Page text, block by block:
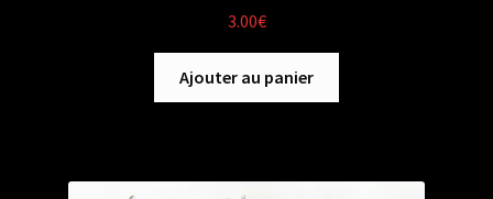
3.00€
Ajouter au panier